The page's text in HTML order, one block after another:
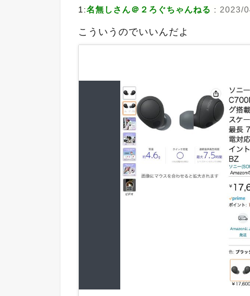
1:名無しさん＠２ろぐちゃんねる : 2023/
こういうのでいいんだよ